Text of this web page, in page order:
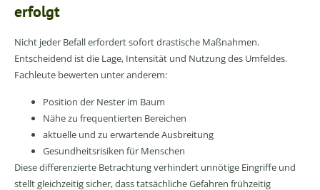
erfolgt
Nicht jeder Befall erfordert sofort drastische Maßnahmen.
Entscheidend ist die Lage, Intensität und Nutzung des Umfeldes.
Fachleute bewerten unter anderem:
Position der Nester im Baum
Nähe zu frequentierten Bereichen
aktuelle und zu erwartende Ausbreitung
Gesundheitsrisiken für Menschen
Diese differenzierte Betrachtung verhindert unnötige Eingriffe und
stellt gleichzeitig sicher, dass tatsächliche Gefahren frühzeitig